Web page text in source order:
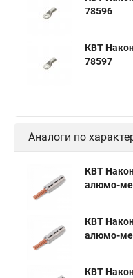
78596
КВТ
78597
Аналоги по
КВТ
алюмо-
КВТ
алюмо-
КВТ